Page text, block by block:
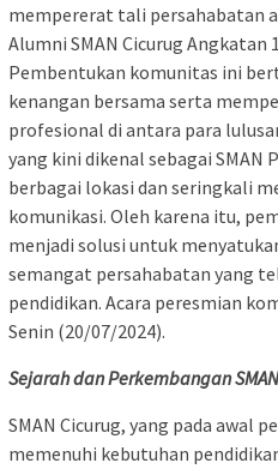
mempererat tali persahabatan
Alumni SMAN Cicurug
Pembentukan komunitas ini
kenangan bersama serta
profesional di antara para
yang kini dikenal sebagai SMAN
berbagai lokasi dan seringkali
komunikasi. Oleh karena itu,
menjadi solusi untuk
semangat persahabatan yang
pendidikan. Acara peresmian
Senin (20/07/2024).
Sejarah dan Perkembangan
SMAN Cicurug, yang pada awal
memenuhi kebutuhan